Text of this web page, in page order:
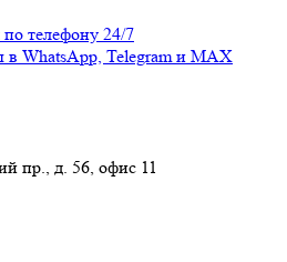
телефону 24/7
в WhatsApp, Telegram и MAX
пр., д. 56, офис 11